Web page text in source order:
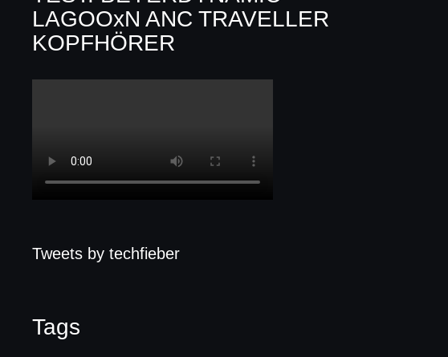
LAGOOxN ANC TRAVELLER
KOPFHÖRER
Tweets by techfieber
Tags